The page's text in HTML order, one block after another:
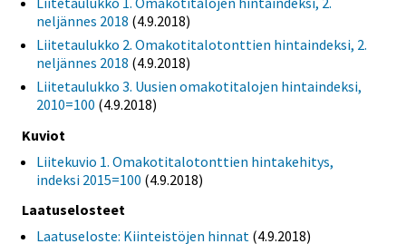
neljännes 2018 (4.9.2018)
Liitetaulukko 2. Omakotitalotonttien hintaindeksi, 2.
neljännes 2018 (4.9.2018)
Liitetaulukko 3. Uusien omakotitalojen hintaindeksi,
2010=100 (4.9.2018)
Kuviot
Liitekuvio 1. Omakotitalotonttien hintakehitys,
indeksi 2015=100 (4.9.2018)
Laatuselosteet
Laatuseloste: Kiinteistöjen hinnat (4.9.2018)